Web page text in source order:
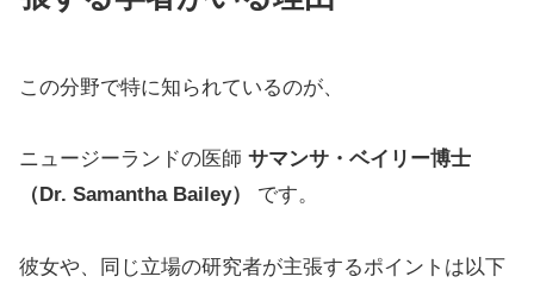
この分野で特に知られているのが、
ニュージーランドの医師 サマンサ・ベイリー博士
（Dr. Samantha Bailey）
です。
彼女や、同じ立場の研究者が主張するポイントは以下